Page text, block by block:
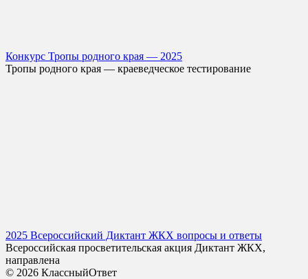
Конкурс Тропы родного края — 2025
Тропы родного края — краеведческое тестирование
2025 Всероссийский Диктант ЖКХ вопросы и ответы
Всероссийская просветительская акция Диктант ЖКХ,
направлена
© 2026 КлассныйОтвет